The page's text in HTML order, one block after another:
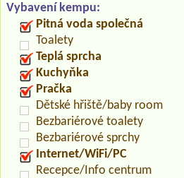
Vybavení kempu:
Pitná voda společná
Toalety
Teplá sprcha
Kuchyňka
Pračka
Dětské hřiště/baby room
Bezbariérové toalety
Bezbariérové sprchy
Internet/WiFi/PC
Recepce/Info centrum